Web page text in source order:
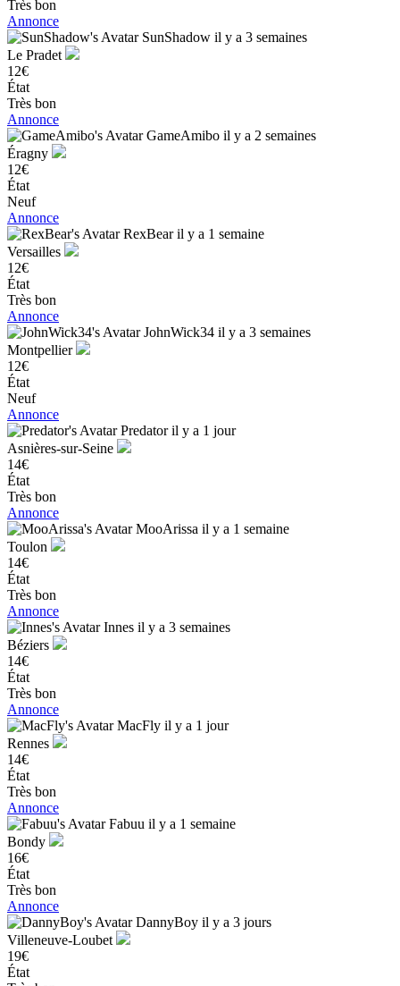
Très bon
Annonce
SunShadow il y a 3 semaines
Le Pradet
12€
État
Très bon
Annonce
GameAmibo il y a 2 semaines
Éragny
12€
État
Neuf
Annonce
RexBearil y a 1 semaine
Versailles
12€
État
Très bon
Annonce
JohnWick34 il y a 3 semaines
Montpellier
12€
État
Neuf
Annonce
Predatoril y a 1 jour
Asnières-sur-Seine
14€
État
Très bon
Annonce
MooArissa il y a 1 semaine
Toulon
14€
État
Très bon
Annonce
Innes il y a 3 semaines
Béziers
14€
État
Très bon
Annonce
MacFly il y a 1 jour
Rennes
14€
État
Très bon
Annonce
Fabuu il y a 1 semaine
Bondy
16€
État
Très bon
Annonce
DannyBoy il y a 3 jours
Villeneuve-Loubet
19€
État